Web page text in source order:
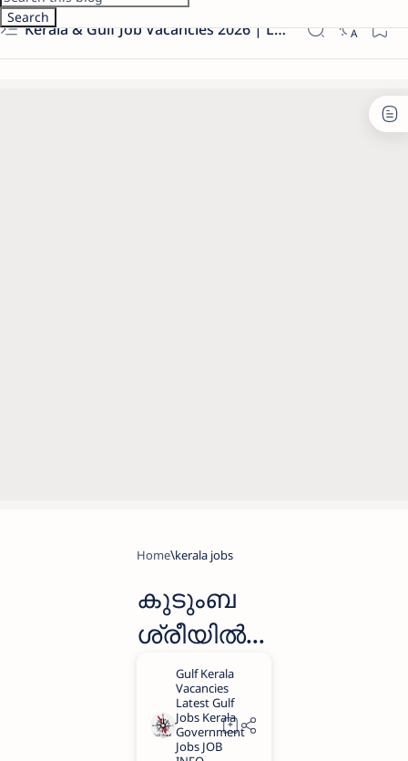
Kerala & Gulf Job Vacancies 2026 | Latest Govt & Private Jobs
Home kerala jobs
കുടുംബ
ശ്രീയിൽ
ജോലി;
35000 രൂപ
വരെ